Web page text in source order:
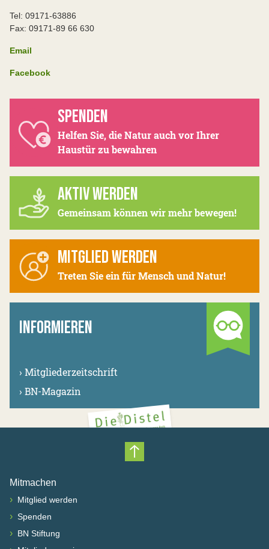
Tel: 09171-63886
Fax: 09171-89 66 630
Email
Facebook
SPENDEN
Helfen Sie, die Natur auch vor Ihrer
Haustür zu bewahren
AKTIV WERDEN
Gemeinsam können wir mehr bewegen!
MITGLIED WERDEN
Treten Sie ein für Mensch und Natur!
INFORMIEREN
› Mitgliederzeitschrift
› BN-Magazin
Nach oben scrollen
Mitmachen
› Mitglied werden
› Spenden
› BN Stiftung